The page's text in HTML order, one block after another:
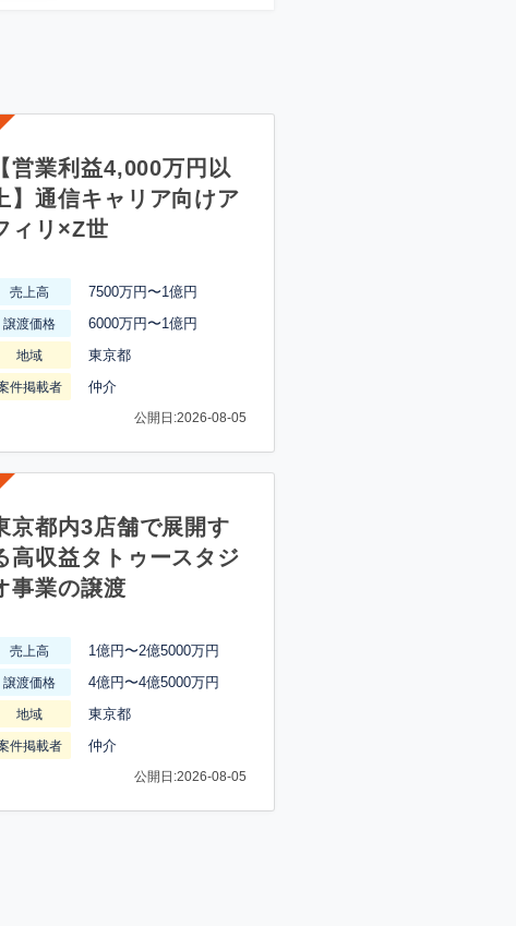
【営業利益4,000万円以
】通信キャリア向けア
ィリ×Z世
売上高 7500万円〜1億円
譲渡価格 6000万円〜1億円
地域 東京都
件掲載者 仲介
公開日:2026-08-05
京都内3店舗で展開す
高収益タトゥースタジ
事業の譲渡
売上高 1億円〜2億5000万円
譲渡価格 4億円〜4億5000万円
地域 東京都
件掲載者 仲介
公開日:2026-08-05